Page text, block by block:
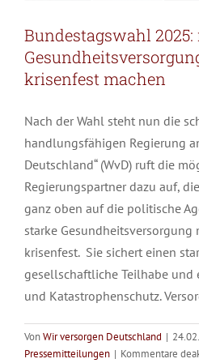
Bundestagswahl
krisenfest machen
Nach der Wahl steht nun die
handlungsfähigen Regierung
Deutschland“ (WvD) ruft die
Regierungspartner dazu auf,
ganz oben auf die politische
starke Gesundheitsversorgung
krisenfest. Sie sichert einen
gesellschaftliche Teilhabe und
und Katastrophenschutz.
VonWir versorgen Deutschland |
Pressemitteilungen | Kommentare